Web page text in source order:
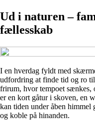
Ud i naturen –
fællesskab
I en hverdag fyldt med
udfordring at finde tid og ro
frirum, hvor tempoet sænkes,
er en kort gåtur i skoven, en
kan tiden under åben
og koble på hinanden.